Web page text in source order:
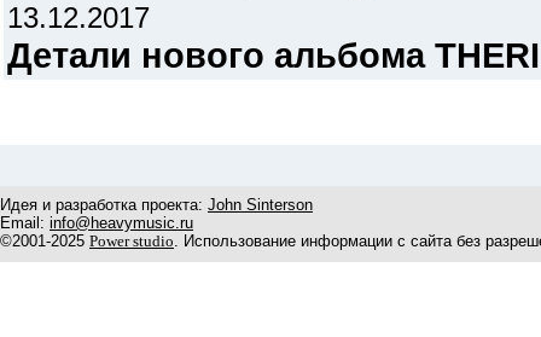
13.12.2017
Детали нового альбома
Идея и разработка проекта: John Sinterson
Email: info@heavymusic.ru
©2001-2025 Power studio. Использование информации с сайта без